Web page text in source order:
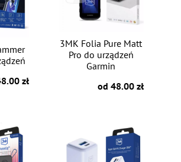
zł
3MK Folia Pure Matt
Pro do urządzeń
Garmin
od 48.00 zł